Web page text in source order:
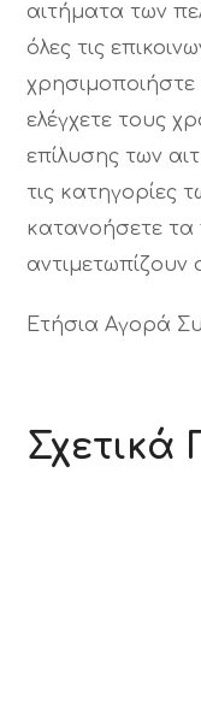
αιτήματα των
όλες τις
ελέγχετε τους
επίλυσης των
τις κατηγορίες
κατανοήσετε
αντιμετωπίζουν
Ετήσια Αγορά
Σχετικά